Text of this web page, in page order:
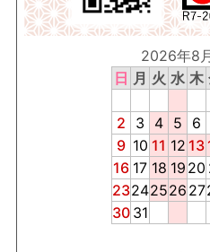
2026年8
日 月 火 水 木
2
3 4 5 6
9 10 11 12 13
16 17 18 19 20
23242526 27
30 31